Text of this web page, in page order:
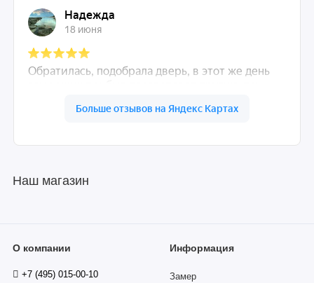
Наш магазин
О компании
+7 (495) 015-00-10
Информация
Замер